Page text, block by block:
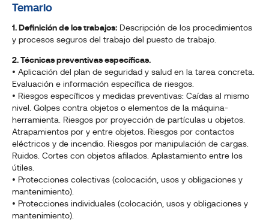
Temario
1. Definición de los trabajos: Descripción de los procedimientos
y procesos seguros del trabajo del puesto de trabajo.
2. Técnicas preventivas específicas.
• Aplicación del plan de seguridad y salud en la tarea concreta.
Evaluación e información específica de riesgos.
• Riesgos específicos y medidas preventivas: Caídas al mismo
nivel. Golpes contra objetos o elementos de la máquina-
herramienta. Riesgos por proyección de partículas u objetos.
Atrapamientos por y entre objetos. Riesgos por contactos
eléctricos y de incendio. Riesgos por manipulación de cargas.
Ruidos. Cortes con objetos afilados. Aplastamiento entre los
útiles.
• Protecciones colectivas (colocación, usos y obligaciones y
mantenimiento).
• Protecciones individuales (colocación, usos y obligaciones y
mantenimiento).